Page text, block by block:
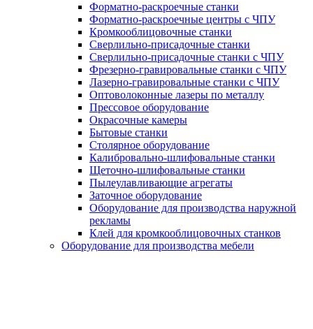
Форматно-раскроечные станки
Форматно-раскроечные центры с ЧПУ
Кромкооблицовочные станки
Сверлильно-присадочные станки
Сверлильно-присадочные станки с ЧПУ
Фрезерно-гравировальные станки с ЧПУ
Лазерно-гравировальные станки с ЧПУ
Оптоволоконные лазеры по металлу
Прессовое оборудование
Окрасочные камеры
Бытовые станки
Столярное оборудование
Калибровально-шлифовальные станки
Щеточно-шлифовальные станки
Пылеулавливающие агрегаты
Заточное оборудование
Оборудование для производства наружной
рекламы
Клей для кромкооблицовочных станков
Оборудование для производства мебели